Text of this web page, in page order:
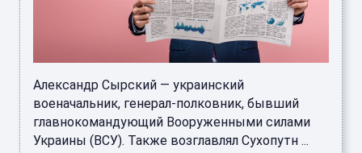
Александр Сырский — украинский
военачальник, генерал-полковник, бывший
главнокомандующий Вооруженными силами
Украины (ВСУ). Также возглавлял Сухопутн ...